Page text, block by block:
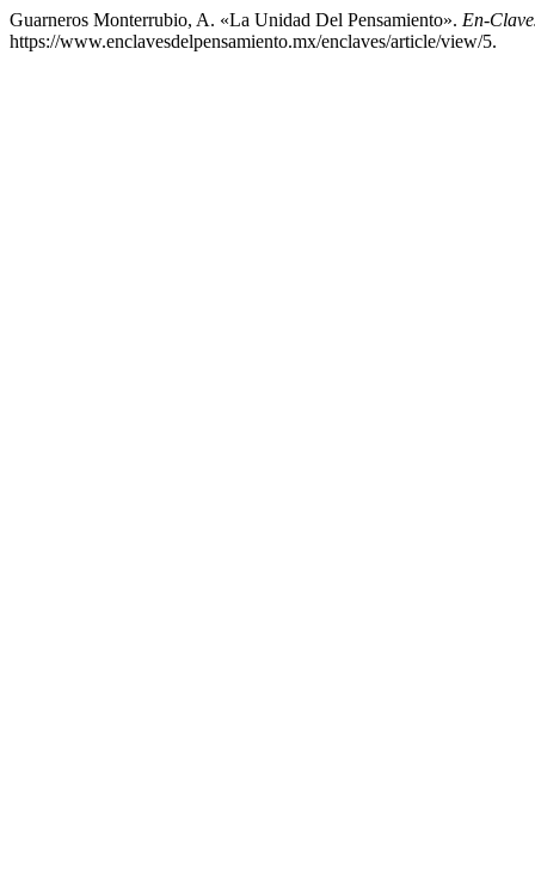
Guarneros Monterrubio, A. «La Unidad Del Pensamiento». En-
https://www.enclavesdelpensamiento.mx/enclaves/article/view/5.